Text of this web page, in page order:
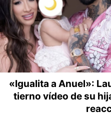
«Igualita a Anuel»:
tierno vídeo de su